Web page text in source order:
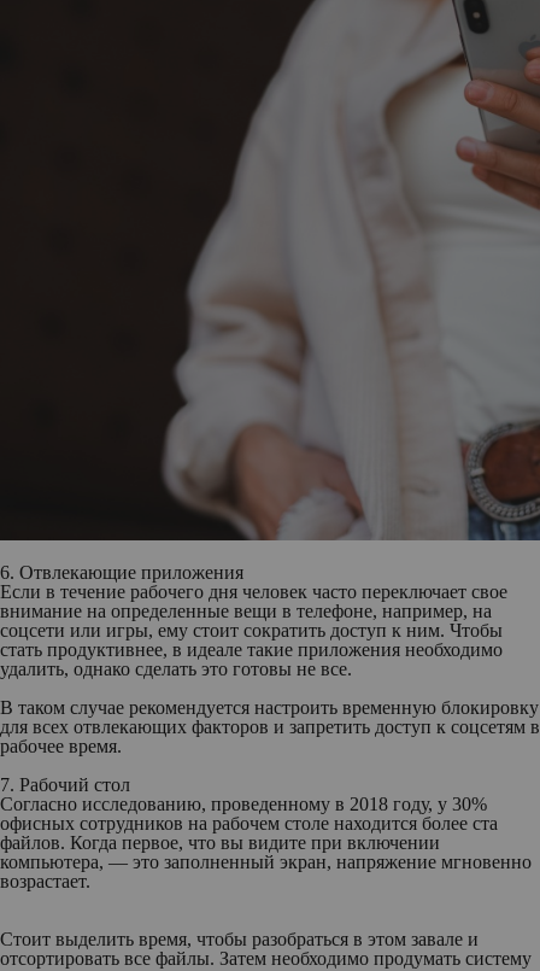
6. Отвлекающие приложения
Если в течение рабочего дня человек часто переключает свое
внимание на определенные вещи в телефоне, например, на
соцсети или игры, ему стоит сократить доступ к ним. Чтобы
стать продуктивнее, в идеале такие приложения необходимо
удалить, однако сделать это готовы не все.
В таком случае рекомендуется настроить временную блокировку
для всех отвлекающих факторов и запретить доступ к соцсетям в
рабочее время.
7. Рабочий стол
Согласно исследованию, проведенному в 2018 году, у 30%
офисных сотрудников на рабочем столе находится более ста
файлов. Когда первое, что вы видите при включении
компьютера, — это заполненный экран, напряжение мгновенно
возрастает.
Стоит выделить время, чтобы разобраться в этом завале и
отсортировать все файлы. Затем необходимо продумать систему